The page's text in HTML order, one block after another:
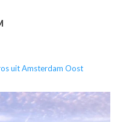
uit Amsterdam Oost